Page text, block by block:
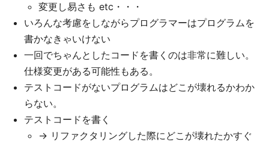
変更し易さも etc・・・
いろんな考慮をしながらプログラマーはプログラムを
書かなきゃいけない
一回でちゃんとしたコードを書くのは非常に難しい。
仕様変更がある可能性もある。
テストコードがないプログラムはどこが壊れるかわか
らない。
テストコードを書く
→ リファクタリングした際にどこが壊れたかすぐ